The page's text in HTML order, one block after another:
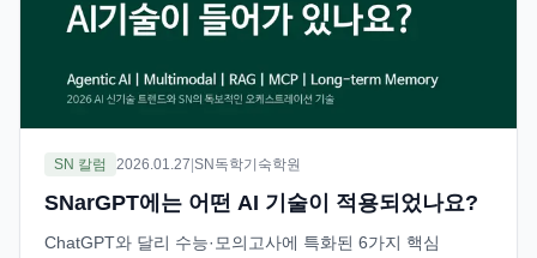
SN 칼럼 2026.01.27 SN독학기숙학원
SNarGPT에는 어떤 AI 기술이 적용되었나요?
ChatGPT와 달리 수능·모의고사에 특화된 6가지 핵심